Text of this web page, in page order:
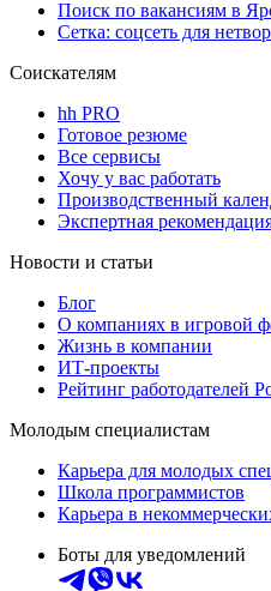
Поиск по вакансиям в
Сетка: соцсеть для
Соискателям
hh PRO
Готовое резюме
Все сервисы
Хочу у вас работать
Производственный
Экспертная
Новости и статьи
Блог
О компаниях в игровой
Жизнь в компании
ИТ-проекты
Рейтинг работодателей
Молодым специалистам
Карьера для молодых
Школа программистов
Карьера в
Боты для уведомлений